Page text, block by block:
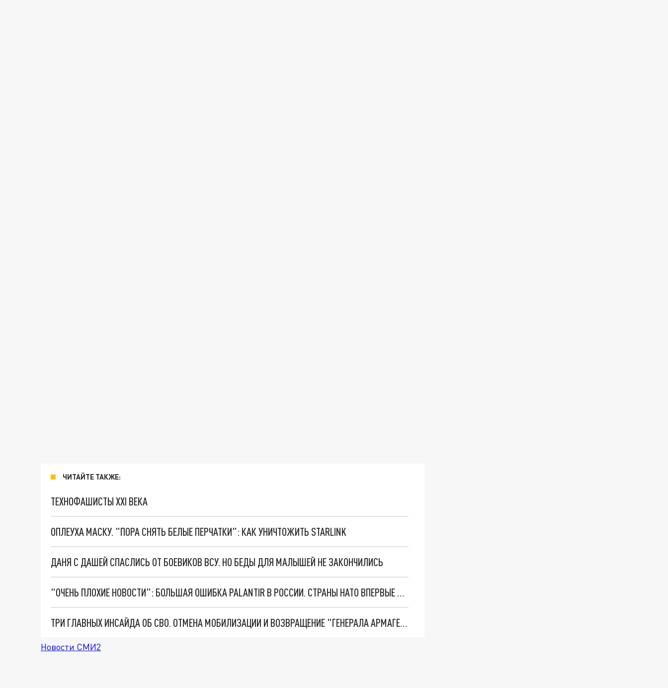
ЧИТАЙТЕ ТАКЖЕ:
ТЕХНОФАШИСТЫ XXI ВЕКА
ОПЛЕУХА МАСКУ. "ПОРА СНЯТЬ БЕЛЫЕ ПЕРЧАТКИ": КАК УНИЧТОЖИТЬ STARLINK
ДАНЯ С ДАШЕЙ СПАСЛИСЬ ОТ БОЕВИКОВ ВСУ. НО БЕДЫ ДЛЯ МАЛЫШЕЙ НЕ ЗАКОНЧИЛИСЬ
"ОЧЕНЬ ПЛОХИЕ НОВОСТИ": БОЛЬШАЯ ОШИБКА PALANTIR В РОССИИ. СТРАНЫ НАТО ВПЕРВЫЕ ЗА СВО ОСТАНОВИЛИ ПОСТАВКИ ОРУЖИЯ. ВСУ ТЕРЯЮТ ПРИГРАНИЧЬЕ?
ТРИ ГЛАВНЫХ ИНСАЙДА ОБ СВО. ОТМЕНА МОБИЛИЗАЦИИ И ВОЗВРАЩЕНИЕ "ГЕНЕРАЛА АРМАГЕДДОНА"? ОТЛИЧНЫЕ НОВОСТИ, КОТОРЫЕ ЖДАЛИ ВСЕ
Новости СМИ2